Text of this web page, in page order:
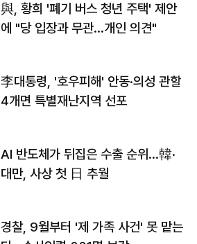
與, 황희 '폐기 버스 청년 주택' 제안
에 "당 입장과 무관…개인 의견"
李대통령, '호우피해' 안동·의성 관할
4개면 특별재난지역 선포
AI 반도체가 뒤집은 수출 순위…韓·
대만, 사상 첫 日 추월
경찰, 9월부터 '제 가족 사건' 못 맡는